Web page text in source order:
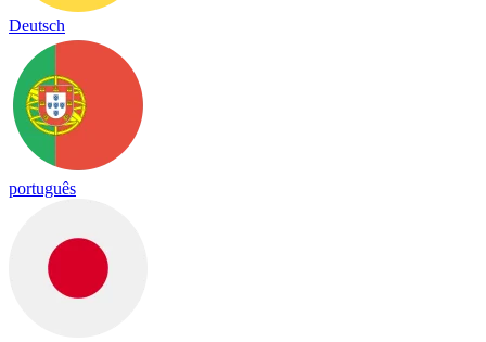
Deutsch
português